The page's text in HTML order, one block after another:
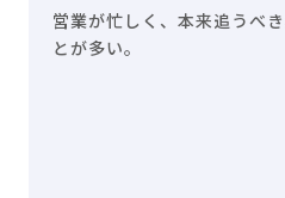
営業が忙しく、本来追うべ
とが多い。